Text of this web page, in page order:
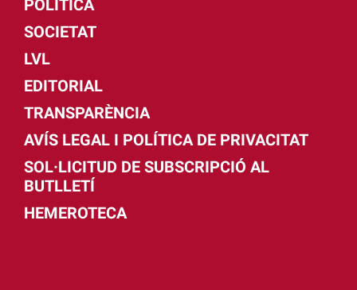
POLÍTICA
SOCIETAT
LVL
EDITORIAL
TRANSPARÈNCIA
AVÍS LEGAL I POLÍTICA DE PRIVACITAT
SOL·LICITUD DE SUBSCRIPCIÓ AL
BUTLLETÍ
HEMEROTECA